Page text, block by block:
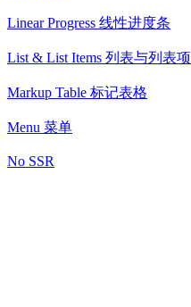
Linear Progress 线性进度条
List & List Items 列表与列表项
Markup Table 标记表格
Menu 菜单
No SSR